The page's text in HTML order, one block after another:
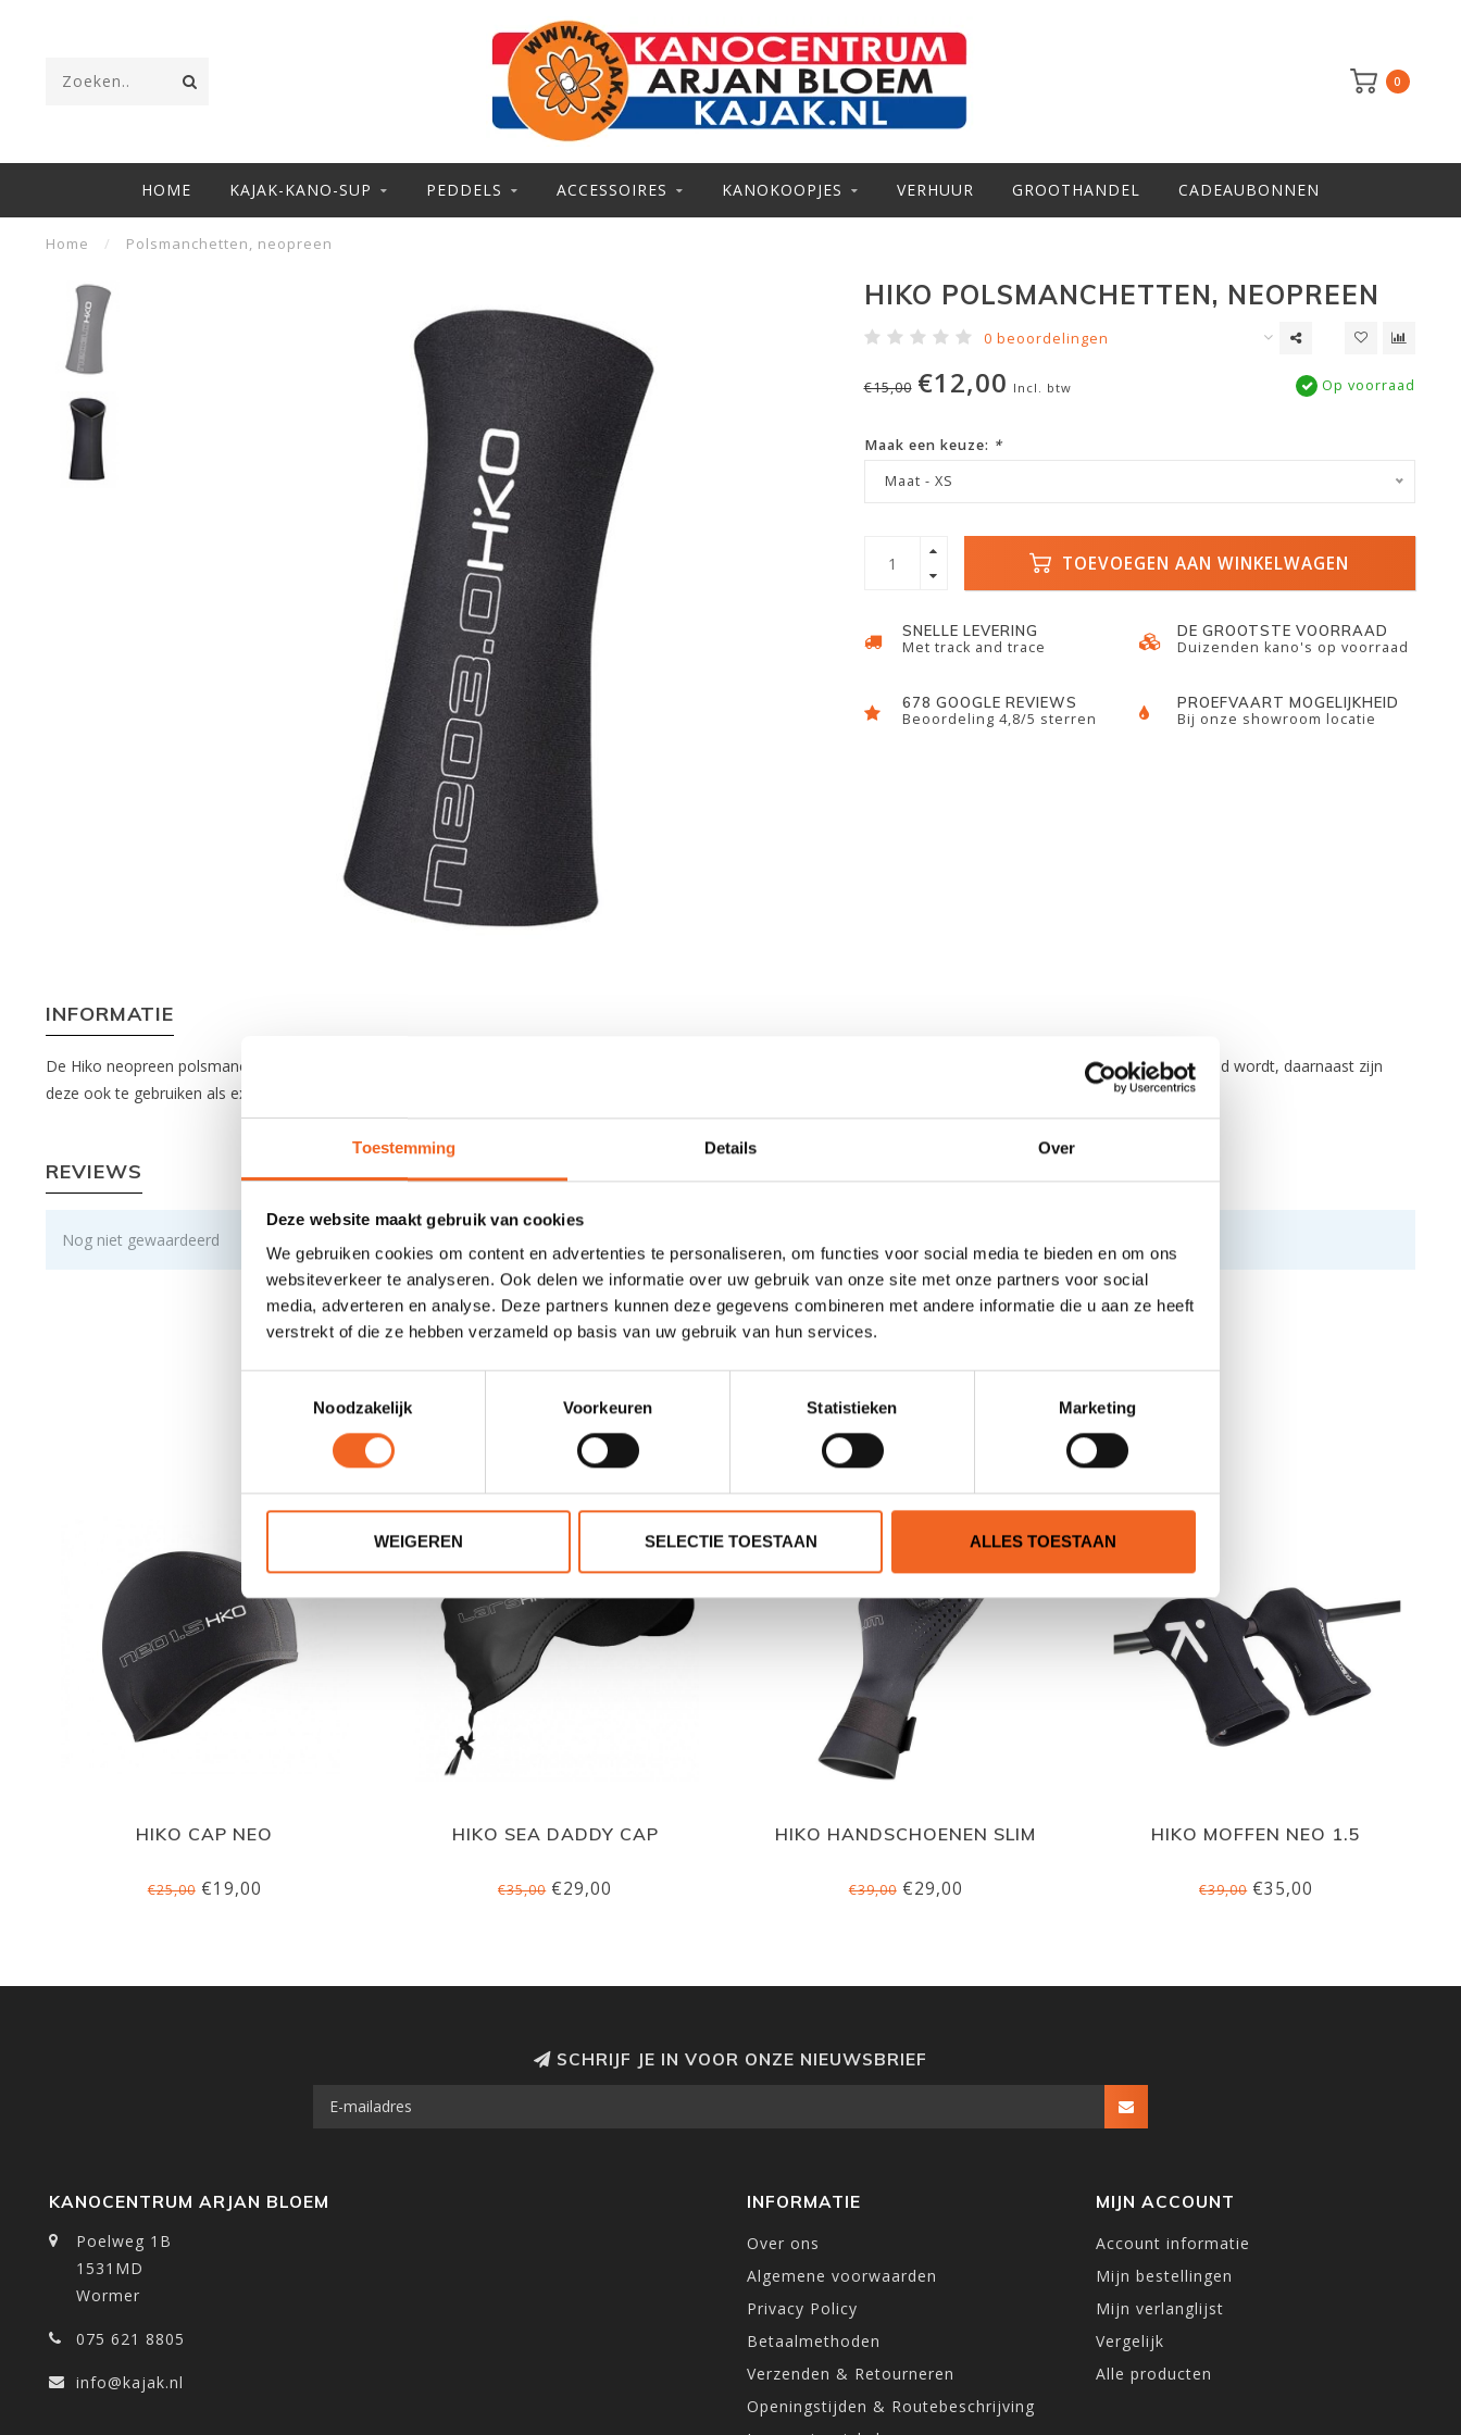
Toestemming Details Over
Deze website maakt gebruik van cookies
We gebruiken cookies om content en advertenties te personaliseren, om functies voor social media te bieden en om ons
websiteverkeer te analyseren. Ook delen we informatie over uw gebruik van onze site met onze partners voor social
media, adverteren en analyse. Deze partners kunnen deze gegevens combineren met andere informatie die u aan ze heeft
verstrekt of die ze hebben verzameld op basis van uw gebruik van hun services.
Noodzakelijk
Voorkeuren Statistieken Marketing
WEIGEREN SELECTIE TOESTAAN ALLES TOESTAAN
0
HOME KAJAK-KANO-SUP PEDDELS ACCESSOIRES KANOKOOPJES VERHUUR GROOTHANDEL CADEAUBONNEN
Home / Polsmanchetten, neopreen
HIKO POLSMANCHETTEN, NEOPREEN
0 beoordelingen
€15,00 €12,00 Incl. btw Op voorraad
Maak een keuze: *
Maat - XS
TOEVOEGEN AAN WINKELWAGEN
SNELLE LEVERING
Met track and trace
DE GROOTSTE VOORRAAD
Duizenden kano's op voorraad
678 GOOGLE REVIEWS
Beoordeling 4,8/5 sterren
PROEFVAART MOGELIJKHEID
Bij onze showroom locatie
INFORMATIE
De Hiko neopreen polsmanchetten zijn zo gevormd dat uw onderarmen en polsen bedekt zijn met een laagje neopreen. Deze zorgen ervoor dat dit gebied minder koud wordt, daarnaast zijn
deze ook te gebruiken als extra afdichting waardoor er minder water uw mouw in komt. De neopreen manchetten hebben een dikte van 3 millimeter.
REVIEWS
Nog niet gewaardeerd
0 sterren op basis van 0 beoordelingen
GERELATEERDE PRODUCTEN
HIKO CAP NEO
€25,00€19,00
HIKO SEA DADDY CAP
€35,00€29,00
HIKO HANDSCHOENEN SLIM
€39,00€29,00
HIKO MOFFEN NEO 1.5
€39,00€35,00
SCHRIJF JE IN VOOR ONZE NIEUWSBRIEF
KANOCENTRUM ARJAN BLOEM
Poelweg 1B
1531MD
Wormer
075 621 8805
info@kajak.nl
INFORMATIE
Over ons
Algemene voorwaarden
Privacy Policy
Betaalmethoden
Verzenden & Retourneren
Openingstijden & Routebeschrijving
MIJN ACCOUNT
Account informatie
Mijn bestellingen
Mijn verlanglijst
Vergelijk
Alle producten